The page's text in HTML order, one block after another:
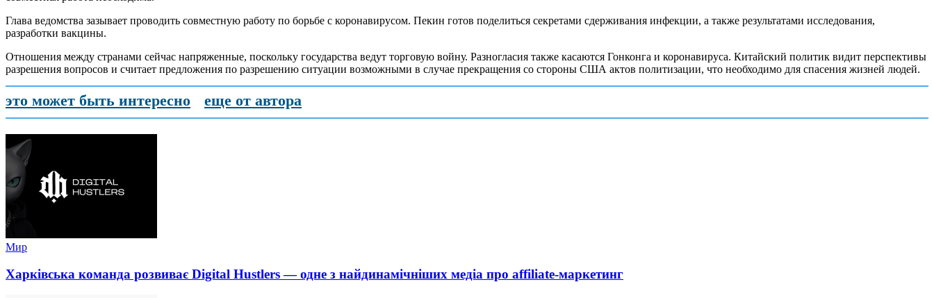
Глава ведомства зазывает проводить совместную работу по борьбе с коронавирусом. Пекин готов поделиться секретами сдерживания инфекции, а также результатами исследования,
разработки вакцины.
Отношения между странами сейчас напряженные, поскольку государства ведут торговую войну. Разногласия также касаются Гонконга и коронавируса. Китайский политик видит перспективы
разрешения вопросов и считает предложения по разрешению ситуации возможными в случае прекращения со стороны США актов политизации, что необходимо для спасения жизней людей.
это может быть интересно еще от автора
Мир
Харківська команда розвиває Digital Hustlers — одне з найдинамічніших медіа про affiliate-маркетинг